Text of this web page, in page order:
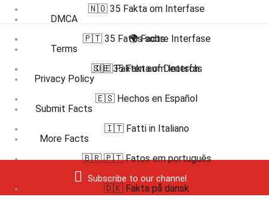
DMCA
Terms
Privacy Policy
Submit Facts
More Facts
Subscribe to our channel
🇳🇴 35 Fakta om Interfase
🇵🇹 35 Fatos sobre Interfase
🇸🇪 35 Fakta om Interfas
🌍 Facts
🇩🇪 Fakten auf Deutsch
🇪🇸 Hechos en Español
🇮🇹 Fatti in Italiano
🇧🇷 🇵🇹 Fatos em português
🇩🇰 Fakta på dansk